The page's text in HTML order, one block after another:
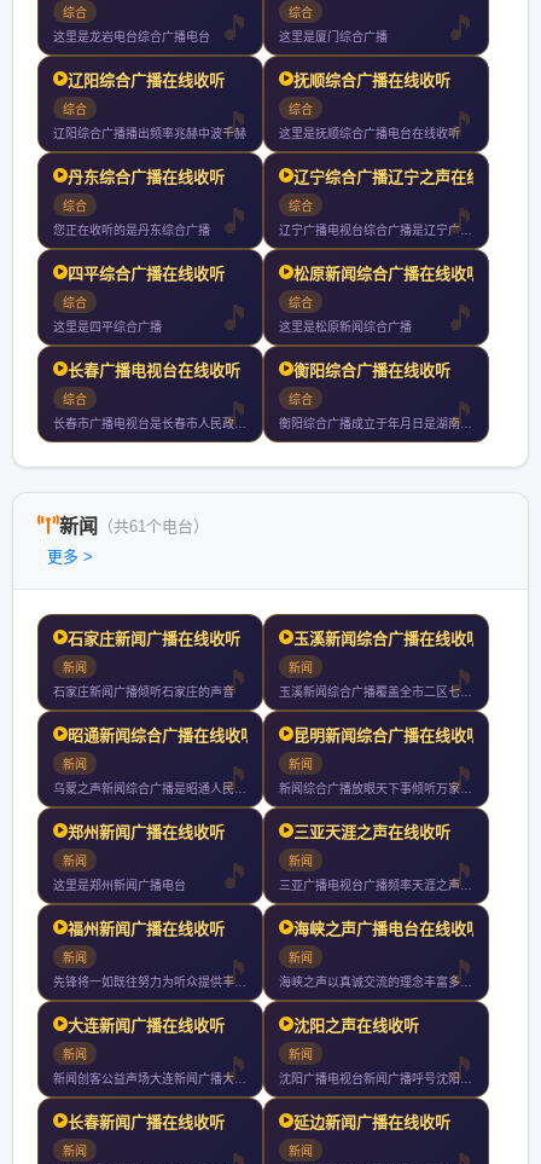
综合
这里是龙岩电台综合广播电台
综合
这里是厦门综合广播
辽阳综合广播在线收听
综合
辽阳综合广播播出频率兆赫中波千赫
抚顺综合广播在线收听
综合
这里是抚顺综合广播电台在线收听
丹东综合广播在线收听
综合
您正在收听的是丹东综合广播
辽宁综合广播辽宁之声在线
综合
辽宁广播电视台综合广播是辽宁广播电视台第一套广播节目覆盖全省
四平综合广播在线收听
综合
这里是四平综合广播
松原新闻综合广播在线收听
综合
这里是松原新闻综合广播
长春广播电视台在线收听
综合
长春市广播电视台是长春市人民政府直属正局级事业单位归口中共长
衡阳综合广播在线收听
综合
衡阳综合广播成立于年月日是湖南个市州中创办历史最悠久唯一没有
新闻
（共61个电台）
更多 >
石家庄新闻广播在线收听
新闻
石家庄新闻广播倾听石家庄的声音
玉溪新闻综合广播在线收听
新闻
玉溪新闻综合广播覆盖全市二区七县以上人口节目包括新闻类社教类
昭通新闻综合广播在线收听
新闻
乌蒙之声新闻综合广播是昭通人民广播电台的主频率整套节目以新闻
昆明新闻综合广播在线收听
新闻
新闻综合广播放眼天下事倾听万家声昆明广播电视台主频率新闻综合
郑州新闻广播在线收听
新闻
这里是郑州新闻广播电台
三亚天涯之声在线收听
新闻
三亚广播电视台广播频率天涯之声在三亚播出的频率为全天小时播音
福州新闻广播在线收听
新闻
先锋将一如既往努力为听众提供丰富多彩的广播节目热情为广告客户
海峡之声广播电台在线收听
新闻
海峡之声以真诚交流的理念丰富多彩的内容活泼多样的形式收到两岸
大连新闻广播在线收听
新闻
新闻创客公益声场大连新闻广播大连主频率声音梦工场同步我们的城
沈阳之声在线收听
新闻
沈阳广播电视台新闻广播呼号沈阳之声是沈阳地区核心新闻广播频率
长春新闻广播在线收听
新闻
延边新闻广播在线收听
新闻